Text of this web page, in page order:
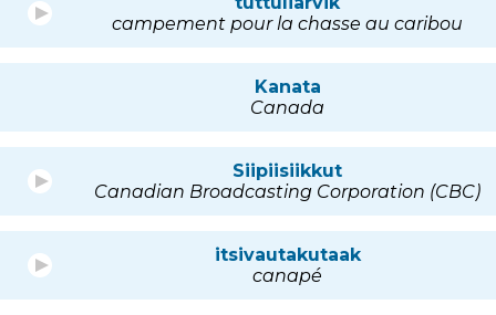
campement pour la chasse au caribou
Kanata
Canada
Siipiisiikkut
Canadian Broadcasting Corporation (CBC)
itsivautakutaak
canapé